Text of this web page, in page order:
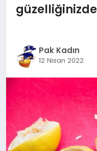
MAGAZIN
YAŞAM
KIMDIR?
HESAPLAMALAR
Pak Kadın
12 Nisan 2022